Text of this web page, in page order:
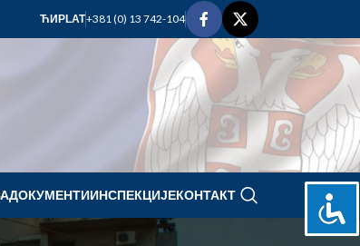
ЋИРLAT+381 (0) 13 742-104
ДОКУМЕНТИИНСПЕКЦИЈЕКОНТАКТ